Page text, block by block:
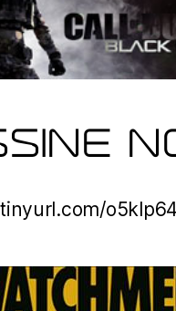
o5klp64